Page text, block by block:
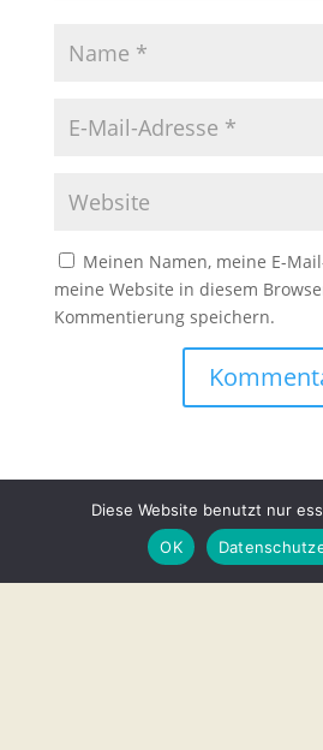
Meinen Namen, meine E-
meine Website in diesem
Kommentierung speichern.
Unsere Partner Vorstand
Diese Website benutzt nur
OK